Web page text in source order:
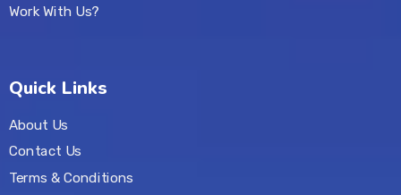
Work With Us?
Quick Links
About Us
Contact Us
Terms & Conditions